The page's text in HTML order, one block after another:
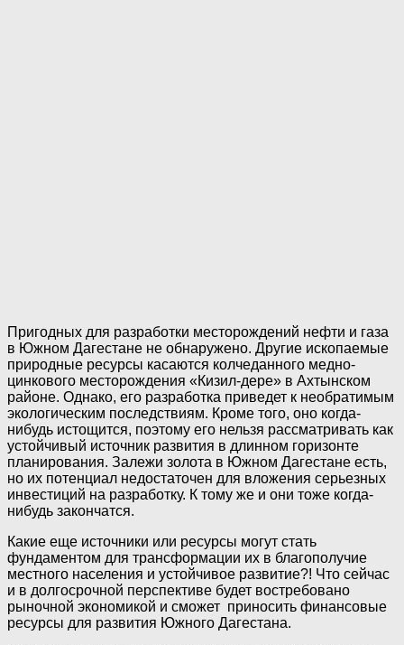
Пригодных для разработки месторождений нефти и газа
в Южном Дагестане не обнаружено. Другие ископаемые
природные ресурсы касаются колчеданного медно-
цинкового месторождения «Кизил-дере» в Ахтынском
районе. Однако, его разработка приведет к необратимым
экологическим последствиям. Кроме того, оно когда-
нибудь истощится, поэтому его нельзя рассматривать как
устойчивый источник развития в длинном горизонте
планирования. Залежи золота в Южном Дагестане есть,
но их потенциал недостаточен для вложения серьезных
инвестиций на разработку. К тому же и они тоже когда-
нибудь закончатся.
Какие еще источники или ресурсы могут стать
фундаментом для трансформации их в благополучие
местного населения и устойчивое развитие?! Что сейчас
и в долгосрочной перспективе будет востребовано
рыночной экономикой и сможет приносить финансовые
ресурсы для развития Южного Дагестана.